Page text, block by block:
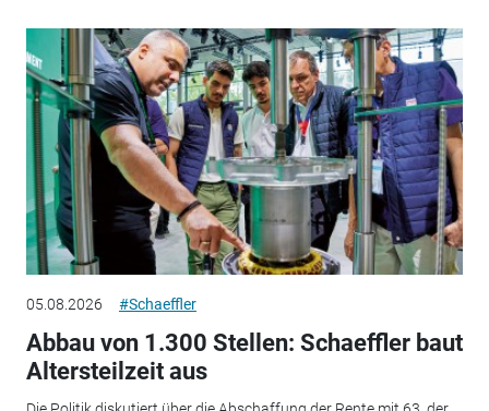
05.08.2026 #Schaeffler
Abbau von 1.300 Stellen: Schaeffler baut
Altersteilzeit aus